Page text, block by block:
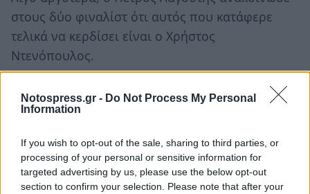
Notospress.gr - Do Not Process My Personal
Information
If you wish to opt-out of the sale, sharing to third parties, or
processing of your personal or sensitive information for
targeted advertising by us, please use the below opt-out
section to confirm your selection. Please note that after your
στους δύο φιναλίστ ότι αυτός που κατάφερε
τελικά να κερδίσει είναι ο Χρήστος
Ντενόπουλος.
«Ο νικητής απόψε θα είναι ένας. Ο συγκάτοικος
με τις περισσότερες θετικές ψήφους, ο
αξίας 100.000 ευρώ, ο συγκάτοικος που όλο
αυτό το διάστημα κέρδισε την αγάπη του
κόσμου. Ο συγκάτοικος με τις περισσότερες